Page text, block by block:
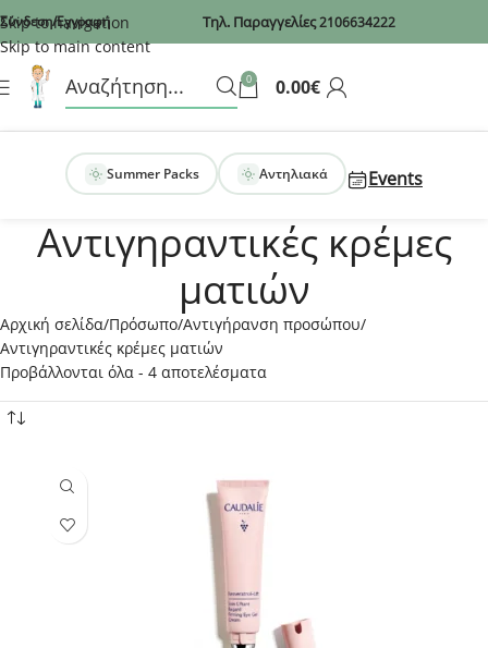
Recaptcha
Skip to navigation
Skip to main content
Σύνδεση/Εγγραφή Τηλ. Παραγγελίες2106634222
0 0.00€
Summer Packs Αντηλιακά Events
Αντιγηραντικές κρέμες
ματιών
Αρχική σελίδα Πρόσωπο Αντιγήρανση προσώπου
Αντιγηραντικές κρέμες ματιών
Προβάλλονται όλα - 4 αποτελέσματα